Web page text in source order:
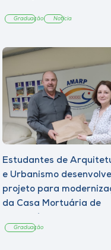
Graduação Notícia
Estudantes de
e Urbanismo
projeto para
da Casa Mortuária de
Graduação